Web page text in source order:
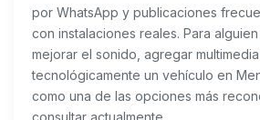
por WhatsApp y publicaciones
con instalaciones reales. Para
mejorar el sonido, agregar
tecnológicamente un vehículo en
como una de las opciones más
consultar actualmente.